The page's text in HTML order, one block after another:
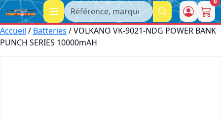
Recherche
Accueil / Batteries / VOLKANO VK-9021-NDG POWER BANK
PUNCH SERIES 10000mAH